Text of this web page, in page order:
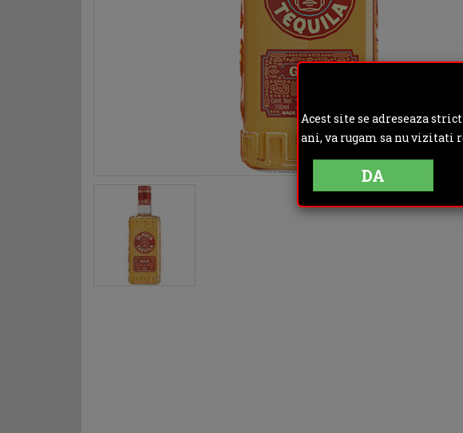
Acest site se adreseaza
ani, va rugam sa nu vizitati
DA